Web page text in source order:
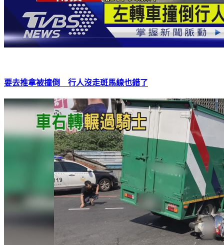
要去推拿被撞倒 行人沒走斑馬線也錯了